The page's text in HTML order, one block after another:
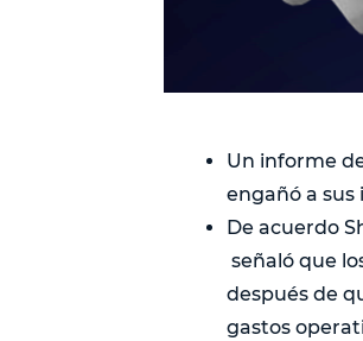
Un informe
engañó a sus
De acuerdo
señaló que
después de
gastos